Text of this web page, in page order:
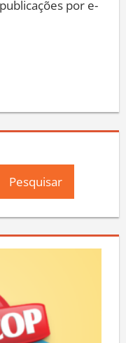
por e-
Pesquisar